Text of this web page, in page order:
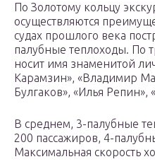
По Золотому кольцу
осуществляются
судах прошлого века
палубные теплоходы. По
носит имя знаменитой
Карамзин», «Владимир
Булгаков», «Илья Репин»,
В среднем, 3-палубные
200 пассажиров, 4-
Максимальная скорость